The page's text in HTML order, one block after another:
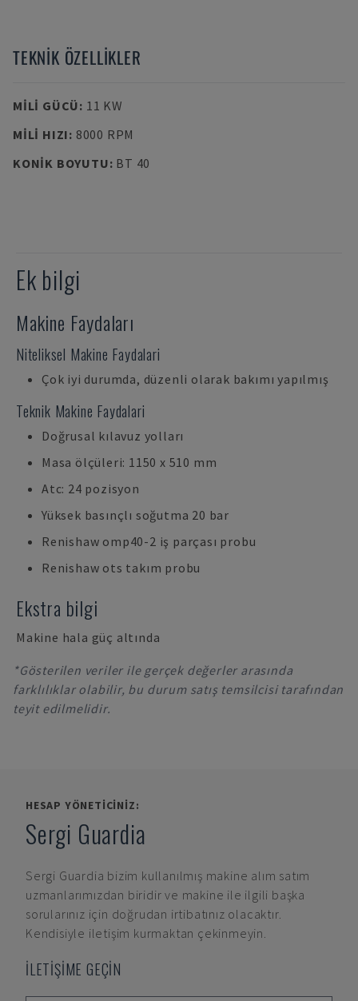
TEKNIK ÖZELLIKLER
MILI GÜCÜ: 11 KW
MILI HIZI: 8000 RPM
KONIK BOYUTU: BT 40
Ek bilgi
Makine Faydaları
Niteliksel Makine Faydalari
Çok iyi durumda, düzenli olarak bakımı yapılmış
Teknik Makine Faydalari
Doğrusal kılavuz yolları
Masa ölçüleri: 1150 x 510 mm
Atc: 24 pozisyon
Yüksek basınçlı soğutma 20 bar
Renishaw omp40-2 iş parçası probu
Renishaw ots takım probu
Ekstra bilgi
Makine hala güç altında
*Gösterilen veriler ile gerçek değerler arasında
farklılıklar olabilir, bu durum satış temsilcisi tarafından
teyit edilmelidir.
HESAP YÖNETICINIZ:
Sergi Guardia
Sergi Guardia bizim kullanılmış makine alım satım
uzmanlarımızdan biridir ve makine ile ilgili başka
sorularınız için doğrudan irtibatınız olacaktır.
Kendisiyle iletişim kurmaktan çekinmeyin.
İLETİŞİME GEÇİN